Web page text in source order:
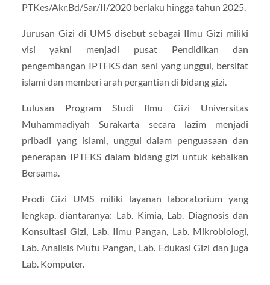
PTKes/Akr.Bd/Sar/II/2020 berlaku hingga tahun 2025.
Jurusan Gizi di UMS disebut sebagai Ilmu Gizi miliki
visi yakni menjadi pusat Pendidikan dan
pengembangan IPTEKS dan seni yang unggul, bersifat
islami dan memberi arah pergantian di bidang gizi.
Lulusan Program Studi Ilmu Gizi Universitas
Muhammadiyah Surakarta secara lazim menjadi
pribadi yang islami, unggul dalam penguasaan dan
penerapan IPTEKS dalam bidang gizi untuk kebaikan
Bersama.
Prodi Gizi UMS miliki layanan laboratorium yang
lengkap, diantaranya: Lab. Kimia, Lab. Diagnosis dan
Konsultasi Gizi, Lab. Ilmu Pangan, Lab. Mikrobiologi,
Lab. Analisis Mutu Pangan, Lab. Edukasi Gizi dan juga
Lab. Komputer.